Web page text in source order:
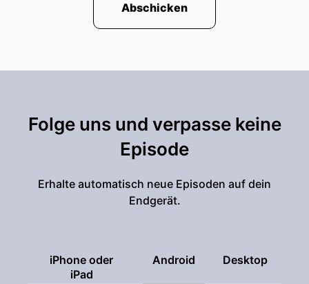
Abschicken
Folge uns und verpasse keine
Episode
Erhalte automatisch neue Episoden auf dein
Endgerät.
iPhone oder
iPad
Android Desktop